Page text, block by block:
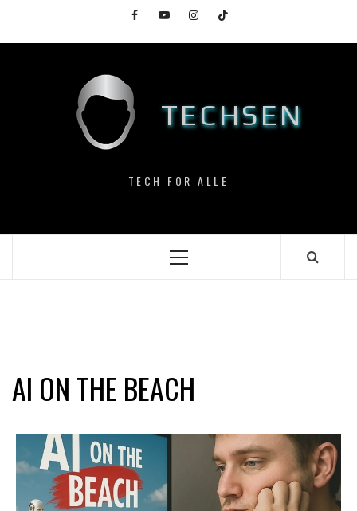
content
FacebookYouTubeInstagramTikTok
TECHSEN
TECH FOR ALLE
Primary
AI ON THE BEACH